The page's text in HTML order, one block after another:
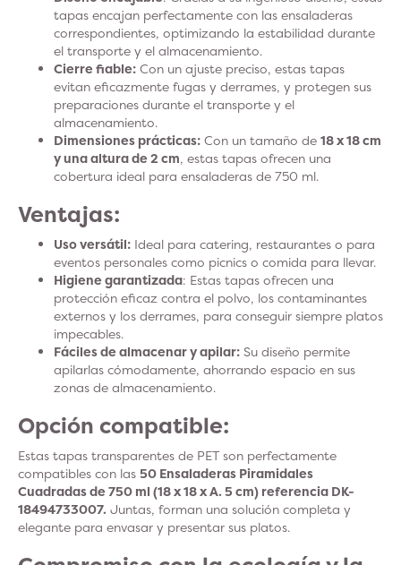
tapas encajan perfectamente con las ensaladeras
correspondientes, optimizando la estabilidad durante
el transporte y el almacenamiento.
Cierre fiable: Con un ajuste preciso, estas tapas
evitan eficazmente fugas y derrames, y protegen sus
preparaciones durante el transporte y el
almacenamiento.
Dimensiones prácticas: Con un tamaño de 18 x 18 cm
y una altura de 2 cm, estas tapas ofrecen una
cobertura ideal para ensaladeras de 750 ml.
Ventajas:
Uso versátil: Ideal para catering, restaurantes o para
eventos personales como picnics o comida para llevar.
Higiene garantizada: Estas tapas ofrecen una
protección eficaz contra el polvo, los contaminantes
externos y los derrames, para conseguir siempre platos
impecables.
Fáciles de almacenar y apilar: Su diseño permite
apilarlas cómodamente, ahorrando espacio en sus
zonas de almacenamiento.
Opción compatible:
Estas tapas transparentes de PET son perfectamente
compatibles con las 50 Ensaladeras Piramidales
Cuadradas de 750 ml (18 x 18 x A. 5 cm) referencia DK-
18494733007. Juntas, forman una solución completa y
elegante para envasar y presentar sus platos.